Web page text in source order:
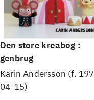
Den store kreabog :
genbrug
Karin Andersson (f.
04-15)